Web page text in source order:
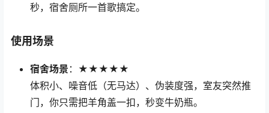
秒，宿舍厕所一首歌搞定。
使用场景
宿舍场景 ：★★★★★
体积小、噪音低（无马达）、伪装度强，室友突然推
门，你只需把羊角盖一扣，秒变牛奶瓶。